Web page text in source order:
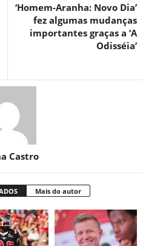
‘Homem-Aranha: Novo Dia’
fez algumas mudanças
importantes graças a ‘A
Odisséia’
Castro
Mais do autor